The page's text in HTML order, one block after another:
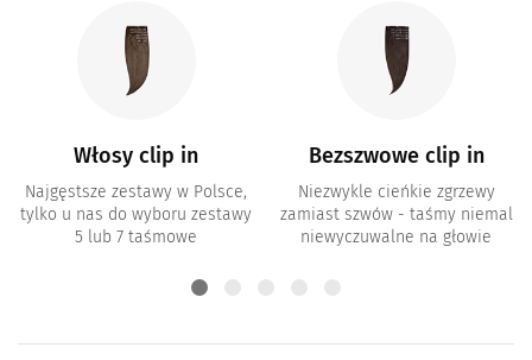
Włosy clip in
Najgęstsze zestawy w Polsce,
tylko u nas do wyboru zestawy
5 lub 7 taśmowe
Bezszwowe clip in
Niezwykle cieńkie zgrzewy
zamiast szwów - taśmy niemal
niewyczuwalne na głowie